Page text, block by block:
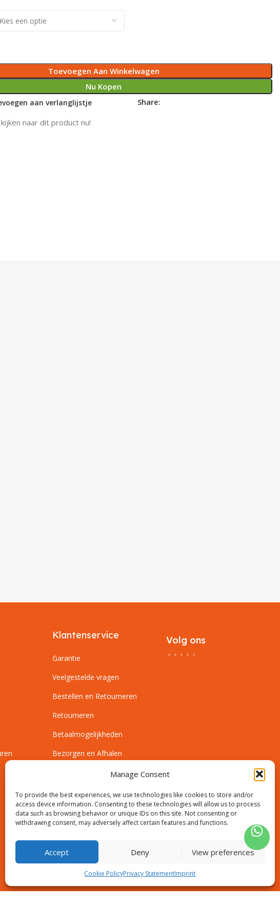
Manage Consent
To provide the best experiences, we use technologies like cookies to store and/or
access device information. Consenting to these technologies will allow us to process
data such as browsing behavior or unique IDs on this site. Not consenting or
withdrawing consent, may adversely affect certain features and functions.
Accept Deny View preferences
Cookie PolicyPrivacy StatementImprint
Toevoegen Aan Winkelwagen
Nu Kopen
aan verlanglijstje Share:
naar dit product nu!
Klantenservice
Garantie
Veelgestelde vragen
Bestellen en Retourneren
Retourneren
Betaalmogelijkheden
Bezorgen en Afhalen
Leveringsvoorwaarden
Montagevoorwaarden
Inmeetservice Voorwaarden
Volg ons